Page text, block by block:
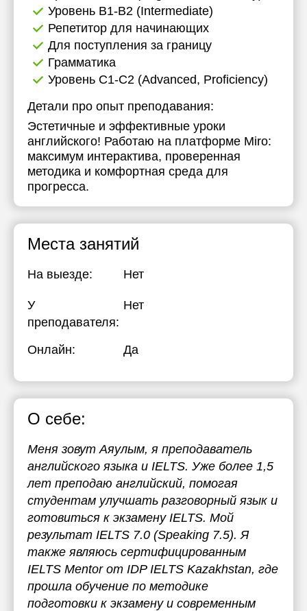
Уровень B1-B2 (Intermediate)
Репетитор для начинающих
Для поступления за границу
Грамматика
Уровень C1-C2 (Advanced, Proficiency)
Детали про опыт преподавания:
Эстетичные и эффективные уроки
английского! Работаю на платформе Miro:
максимум интерактива, проверенная
методика и комфортная среда для
прогресса.
Места занятий
На выезде: Нет
У
преподавателя:
Нет
Онлайн: Да
О себе:
Меня зовут Аяулым, я преподаватель
английского языка и IELTS. Уже более 1,5
лет преподаю английский, помогая
студентам улучшать разговорный язык и
готовиться к экзамену IELTS. Мой
результат IELTS 7.0 (Speaking 7.5). Я
также являюсь сертифицированным
IELTS Mentor от IDP IELTS Kazakhstan, где
прошла обучение по методике
подготовки к экзамену и современным